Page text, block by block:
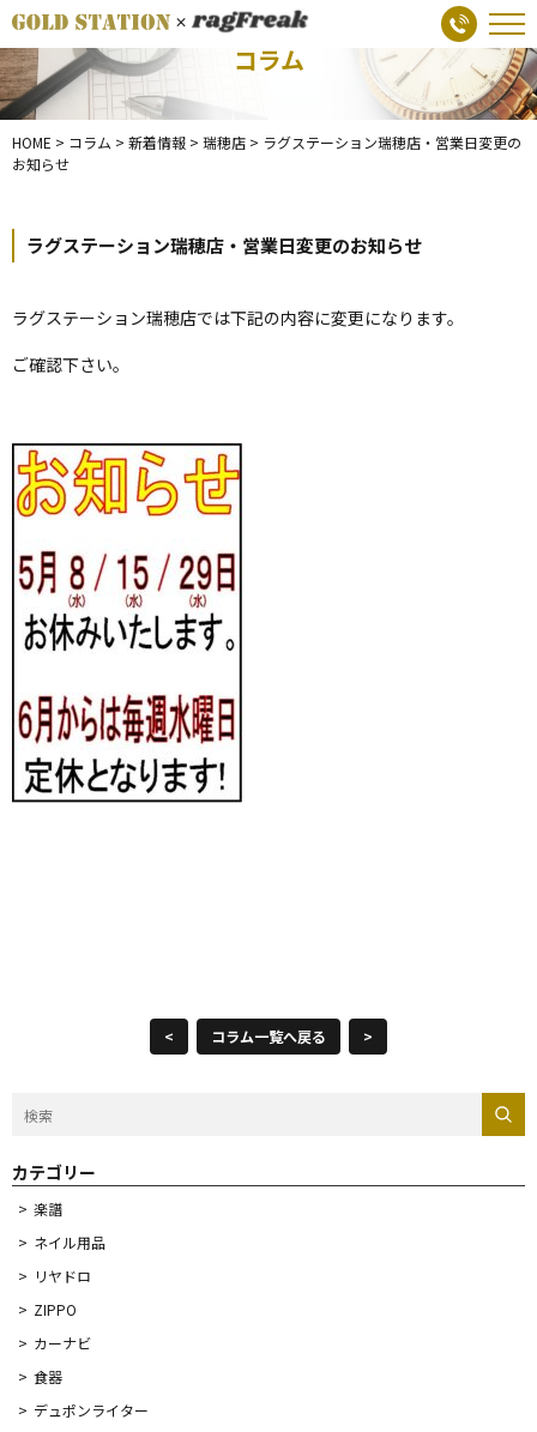
コラム
HOME > コラム > 新着情報 > 瑞穂店 > ラグステーション瑞穂店・営業日変更の
お知らせ
ラグステーション瑞穂店・営業日変更のお知らせ
ラグステーション瑞穂店では下記の内容に変更になります。
ご確認下さい。
< コラム一覧へ戻る >
カテゴリー
楽譜
ネイル用品
リヤドロ
ZIPPO
カーナビ
食器
デュポンライター